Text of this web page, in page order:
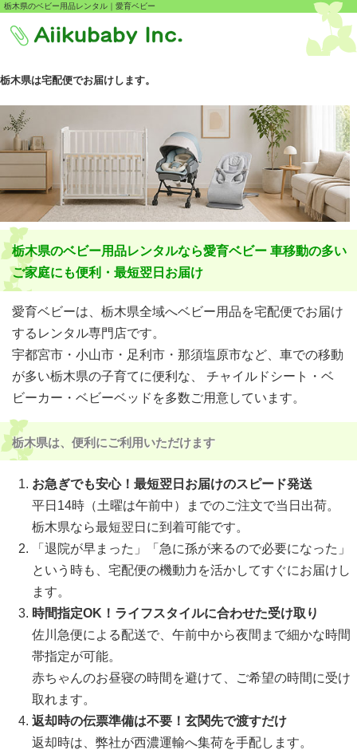
栃木県のベビー用品レンタル｜愛育ベビー
栃木県は宅配便でお届けします。
栃木県のベビー用品レンタルなら愛育ベビー 車移動の多い
ご家庭にも便利・最短翌日お届け
愛育ベビーは、栃木県全域へベビー用品を宅配便でお届け
するレンタル専門店です。
宇都宮市・小山市・足利市・那須塩原市など、車での移動
が多い栃木県の子育てに便利な、 チャイルドシート・ベ
ビーカー・ベビーベッドを多数ご用意しています。
栃木県は、便利にご利用いただけます
お急ぎでも安心！最短翌日お届けのスピード発送
平日14時（土曜は午前中）までのご注文で当日出荷。
栃木県なら最短翌日に到着可能です。
「退院が早まった」「急に孫が来るので必要になった」
という時も、宅配便の機動力を活かしてすぐにお届けし
ます。
時間指定OK！ライフスタイルに合わせた受け取り
佐川急便による配送で、午前中から夜間まで細かな時間
帯指定が可能。
赤ちゃんのお昼寝の時間を避けて、ご希望の時間に受け
取れます。
返却時の伝票準備は不要！玄関先で渡すだけ
返却時は、弊社が西濃運輸へ集荷を手配します。